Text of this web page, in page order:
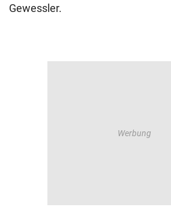
Gewessler.